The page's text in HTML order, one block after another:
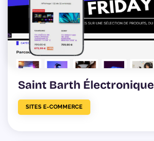
Saint Barth Électronique
SITES E-COMMERCE